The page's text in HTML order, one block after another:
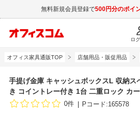
無料新規会員登録で500円分のポイ
ロ
オフィス家具通販TOP 店舗用品・販促用品
手提げ金庫 キャッシュボックスL 収納ス
き コイントレー付き 1台 二重ロック カ
0件 Pコード:165578